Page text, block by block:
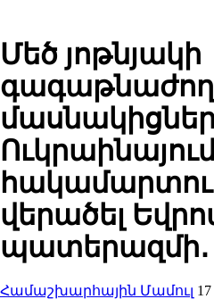
Մեծ յոթնյակի
վերածել
պատերազմի․
Համաշխարհային Մամուլ